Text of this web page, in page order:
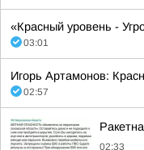
«Красный уровень -
03:01
Игорь Артамонов:
02:57
02:33